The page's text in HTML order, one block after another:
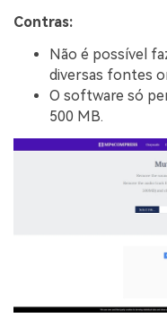
Contras:
Não é possível
diversas fontes
O software só
500 MB.